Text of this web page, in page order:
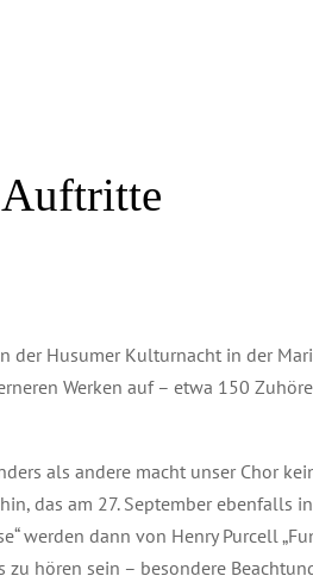
Auftritte
der Husumer Kulturnacht in der
Werken auf – etwa 150
als andere macht unser Chor
das am 27. September
werden dann von Henry Purcell
zu hören sein – besondere